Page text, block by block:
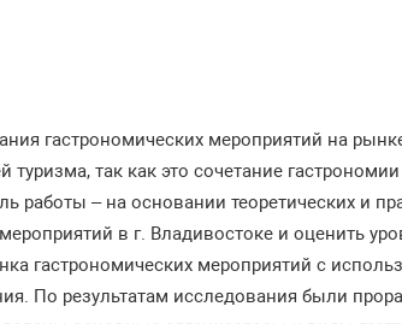
гастрономических мероприятий на
так как это сочетание
работы – на основании теоретических и
в г. Владивостоке и оценить
гастрономических мероприятий с
По результатам исследования были